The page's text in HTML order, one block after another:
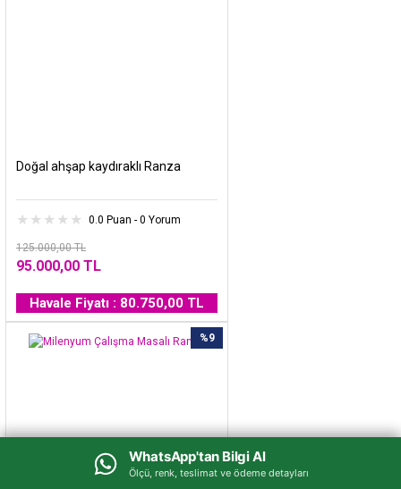
WhatsApp'tan Bilgi Al
Ölçü, renk, teslimat ve ödeme detayları
Doğal ahşap kaydıraklı Ranza
0.0 Puan - 0 Yorum
125.000,00 TL
95.000,00 TL
Havale Fiyatı : 80.750,00 TL
%9
WhatsApp'tan Bilgi Al
Ölçü, renk, teslimat ve ödeme detayları